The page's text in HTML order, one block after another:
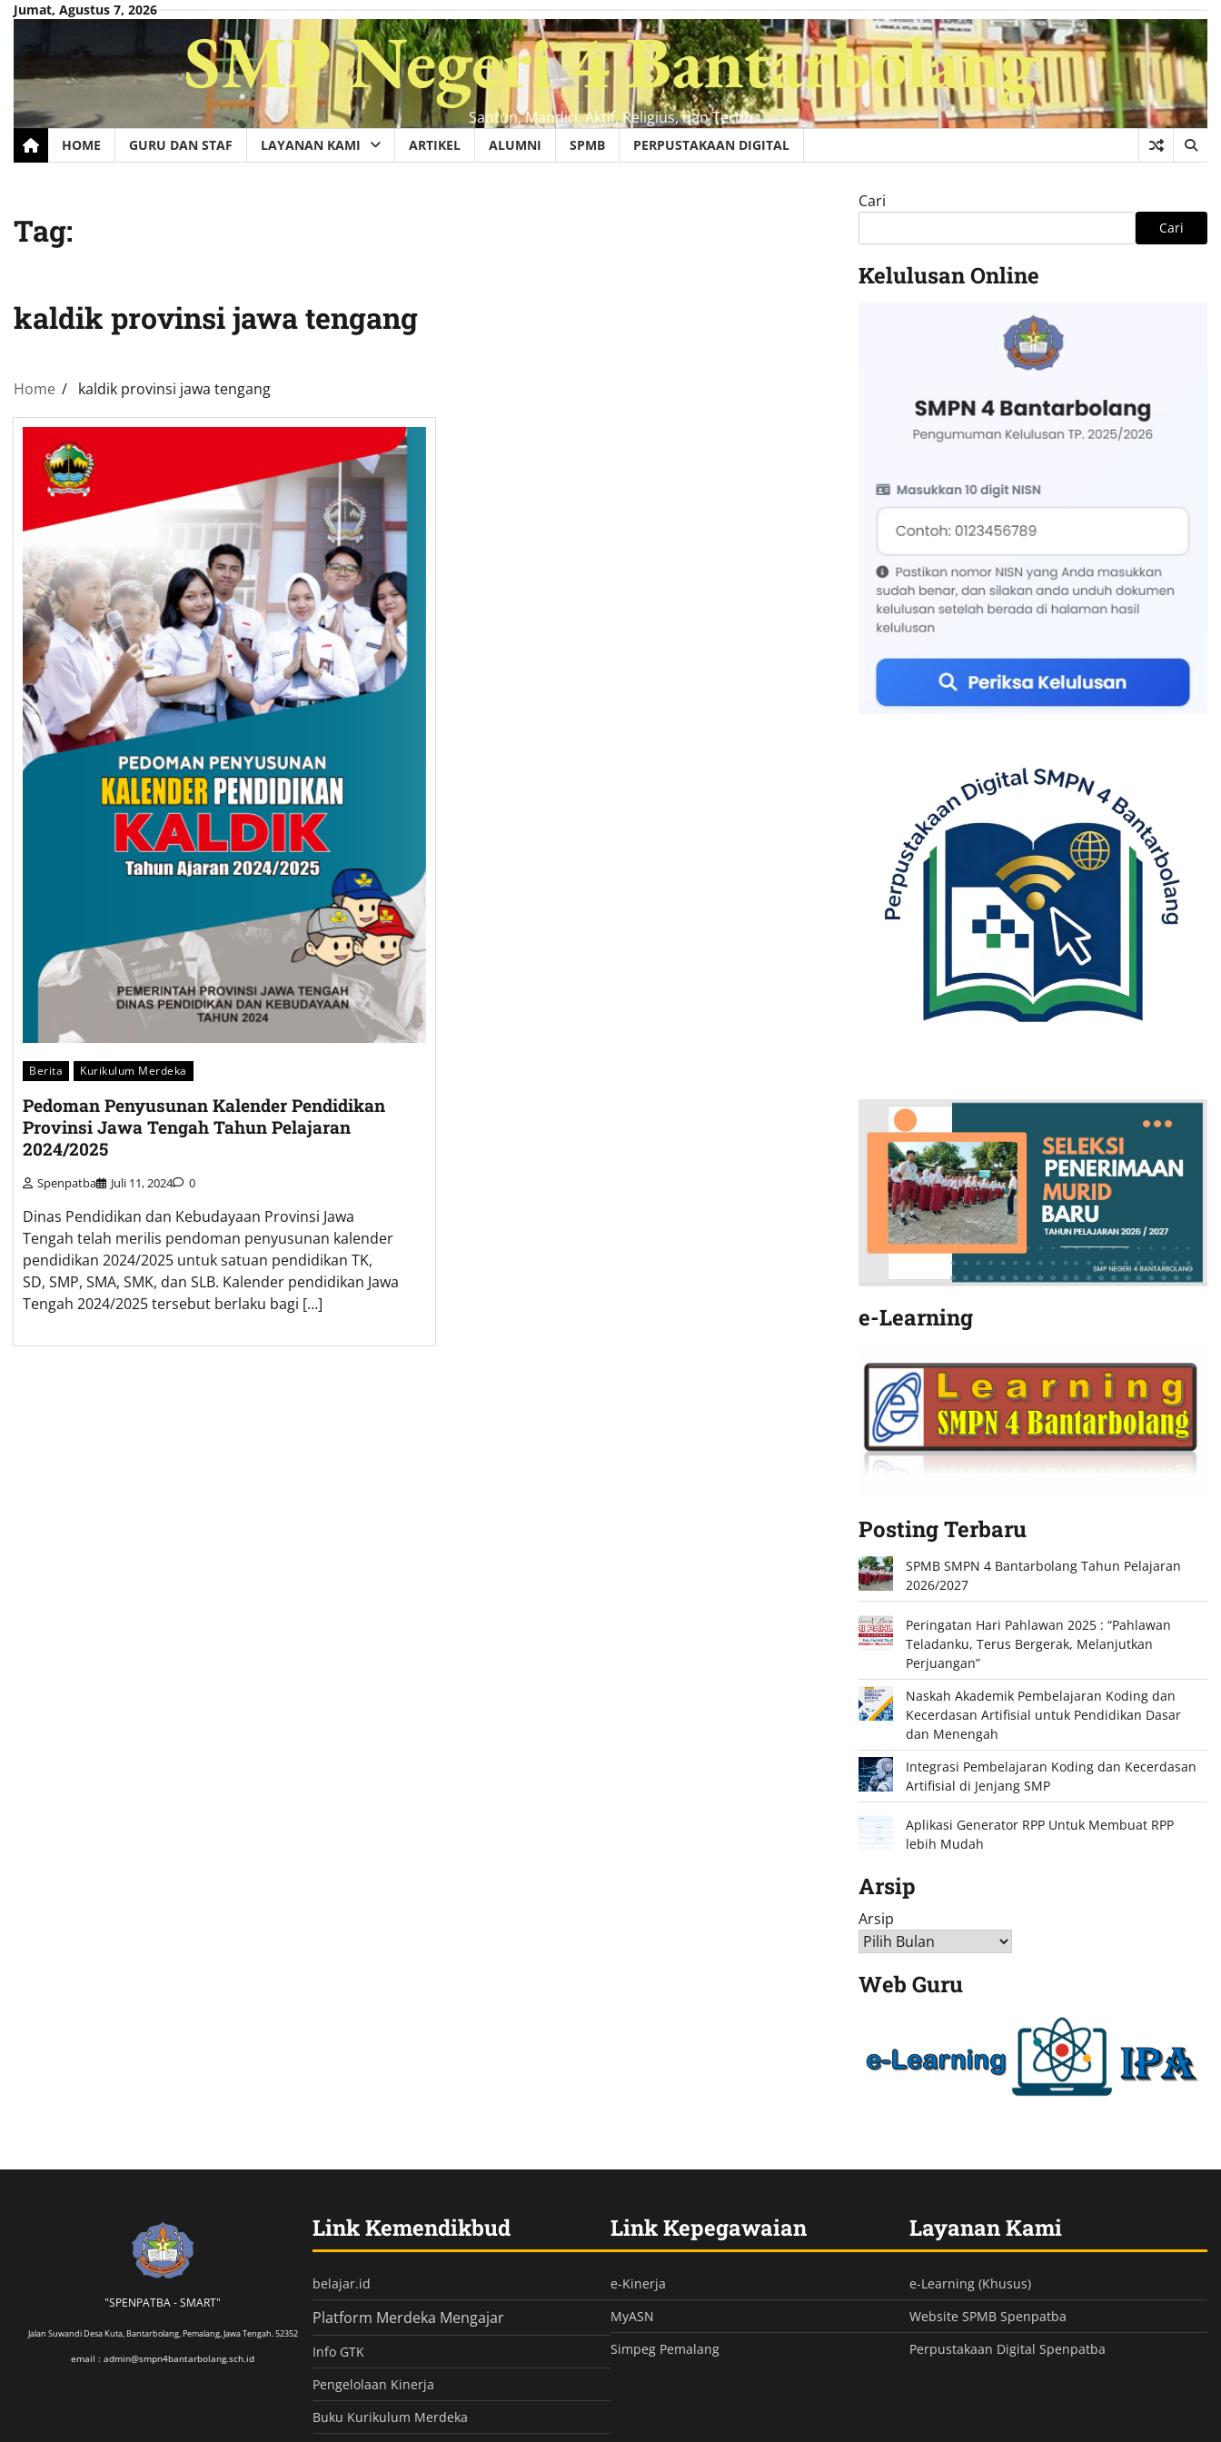
Skip
content
Jumat, Agustus 7, 2026
SMP Negeri 4 Bantarbolang
Santun, Mandiri, Aktif, Religius, dan Tertib
HOME GURU DAN STAF LAYANAN KAMI ARTIKEL ALUMNI SPMB PERPUSTAKAAN DIGITAL
Tag:
kaldik provinsi jawa tengang
Home kaldik provinsi jawa tengang
Berita Kurikulum Merdeka
Pedoman Penyusunan Kalender Pendidikan
Provinsi Jawa Tengah Tahun Pelajaran
2024/2025
Spenpatba Juli 11, 2024 0
Dinas Pendidikan dan Kebudayaan Provinsi Jawa
Tengah telah merilis pendoman penyusunan kalender
pendidikan 2024/2025 untuk satuan pendidikan TK,
SD, SMP, SMA, SMK, dan SLB. Kalender pendidikan Jawa
Tengah 2024/2025 tersebut berlaku bagi […]
Cari
Cari
Kelulusan Online
e-Learning
Posting Terbaru
SPMB SMPN 4 Bantarbolang Tahun Pelajaran
2026/2027
Peringatan Hari Pahlawan 2025 : “Pahlawan
Teladanku, Terus Bergerak, Melanjutkan
Perjuangan”
Naskah Akademik Pembelajaran Koding dan
Kecerdasan Artifisial untuk Pendidikan Dasar
dan Menengah
Integrasi Pembelajaran Koding dan Kecerdasan
Artifisial di Jenjang SMP
Aplikasi Generator RPP Untuk Membuat RPP
lebih Mudah
Arsip
Arsip
Web Guru
"SPENPATBA - SMART"
Jalan Suwandi Desa Kuta, Bantarbolang, Pemalang, Jawa Tengah. 52352
email : admin@smpn4bantarbolang.sch.id
Link Kemendikbud
belajar.id
Platform Merdeka Mengajar
Info GTK
Pengelolaan Kinerja
Buku Kurikulum Merdeka
Link Kepegawaian
e-Kinerja
MyASN
Simpeg Pemalang
Layanan Kami
e-Learning (Khusus)
Website SPMB Spenpatba
Perpustakaan Digital Spenpatba